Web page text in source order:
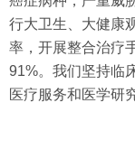
行大卫生、大健康
率，开展整合治疗
91%。我们坚持临
医疗服务和医学研